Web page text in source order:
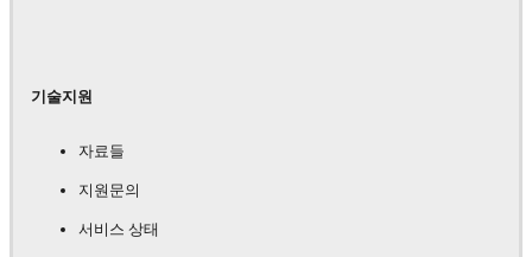
기술지원
자료들
지원문의
서비스 상태